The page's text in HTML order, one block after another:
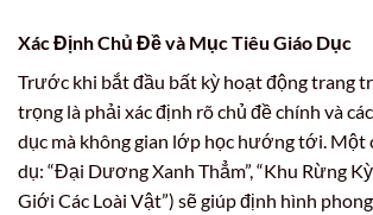
Xác Định Chủ Đề và Mục Tiêu Giáo Dục
Trước khi bắt đầu bất kỳ hoạt động trang
trọng là phải xác định rõ chủ đề chính và
dục mà không gian lớp học hướng tới. Một
dụ: “Đại Dương Xanh Thẳm”, “Khu Rừng
Giới Các Loài Vật”) sẽ giúp định hình